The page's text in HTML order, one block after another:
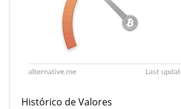
Histórico de Valores